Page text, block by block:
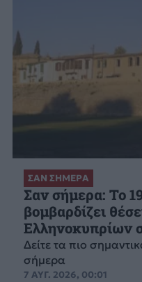
ΣΑΝ ΣΗΜΕΡΑ
Σαν σήμερα: Το
βομβαρδίζει
Ελληνοκυπρίων
Δείτε τα πιο
σήμερα
7 ΑΥΓ. 2026, 00:01